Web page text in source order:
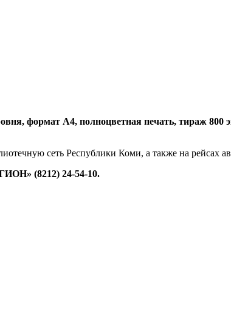
формат А4, полноцветная печать, тираж 800
сеть Республики Коми, а также на рейсах
(8212) 24-54-10.